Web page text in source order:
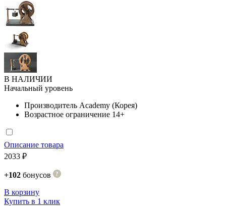
В НАЛИЧИИ
Начальный уровень
Производитель Academy (Корея)
Возрастное ограничение 14+
Описание товара
2033 ₽
+102 бонусов
В корзину
Купить в 1 клик